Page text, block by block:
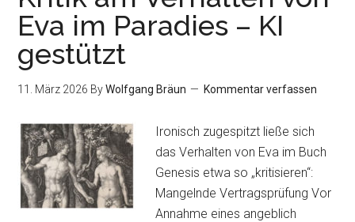
Eva im Paradies – KI
gestützt
11. März 2026 ByWolfgang Bräun Kommentar verfassen
Ironisch zugespitzt ließe sich
das Verhalten von Eva im Buch
Genesis etwa so „kritisieren“:
Mangelnde Vertragsprüfung Vor
Annahme eines angeblich